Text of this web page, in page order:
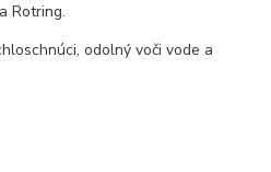
Rotring.
odolný voči vode a